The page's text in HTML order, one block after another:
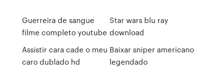
Guerreira de sangue
filme completo youtube
Assistir cara cade o meu
caro dublado hd
Star wars blu ray
download
Baixar sniper americano
legendado